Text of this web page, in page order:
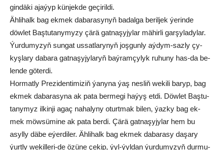
gin­dä­ki aja­ýyp kün­jek­de ge­çi­ril­di.
Äh­li­halk bag ek­mek da­ba­ra­sy­nyň ba­dal­ga be­ril­jek ýe­rin­de
döw­let Baş­tu­ta­ny­my­zy çä­rä gat­na­şy­jy­lar mä­hir­li gar­şy­la­dy­lar.
Ýur­du­my­zyň sun­gat us­sat­la­ry­nyň joş­gun­ly aý­dym-saz­ly çy­
kyş­la­ry da­ba­ra gat­na­şy­jy­la­ryň baý­ram­çy­lyk ru­hu­ny has-da be­
len­de gö­ter­di.
Hor­mat­ly Pre­zi­den­ti­mi­ziň ýa­ny­na ýaş nes­liň we­ki­li ba­ryp, bag
ek­mek da­ba­ra­sy­na ak pa­ta ber­me­gi ha­ýyş et­di. Döw­let Baş­tu­
ta­ny­myz il­kin­ji agaç na­ha­ly­ny oturt­mak bi­len, ýaz­ky bag ek­
mek möw­sü­mi­ne ak pa­ta ber­di. Çä­rä gat­na­şy­jy­lar hem bu
asyl­ly dä­be eýer­di­ler. Äh­li­halk bag ek­mek da­ba­ra­sy da­şa­ry
ýurt­ly we­kil­le­ri-de özü­ne çe­kip, ýyl-ýyl­dan ýur­du­my­zyň dur­mu­